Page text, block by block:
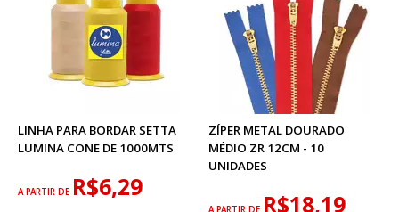
LINHA PARA BORDAR SETTA
LUMINA CONE DE 1000MTS
A PARTIR DE R$6,29
ZÍPER METAL DOURADO
MÉDIO ZR 12CM - 10
UNIDADES
R$18,19